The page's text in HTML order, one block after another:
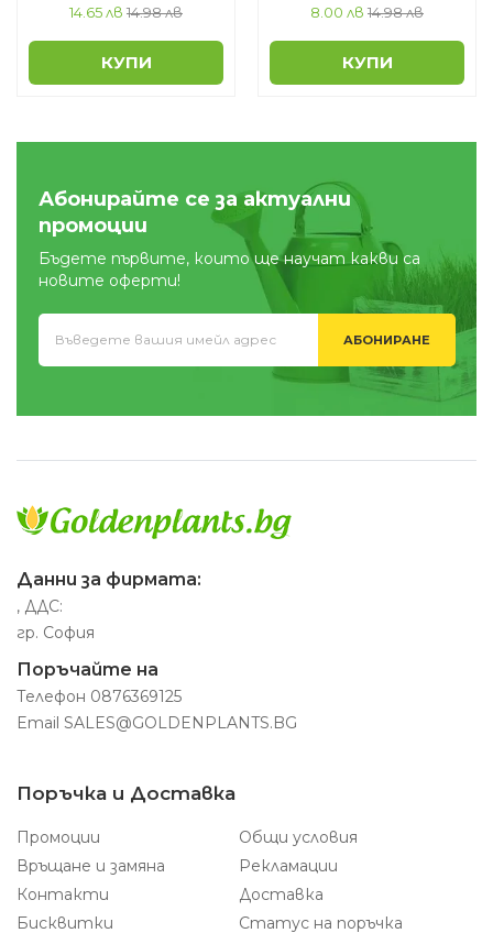
14.65 лв 14.98 лв
КУПИ
8.00 лв 14.98 лв
КУПИ
Абонирайте се за актуални
промоции
Бъдете първите, които ще научат какви са
новите оферти!
АБОНИРАНЕ
Данни за фирмата:
, ДДС:
гр. София
Поръчайте на
Телефон 0876369125
Email SALES@GOLDENPLANTS.BG
Поръчка и Доставка
Промоции
Общи условия
Връщане и замяна
Рекламации
Контакти
Доставка
Бисквитки
Статус на поръчка